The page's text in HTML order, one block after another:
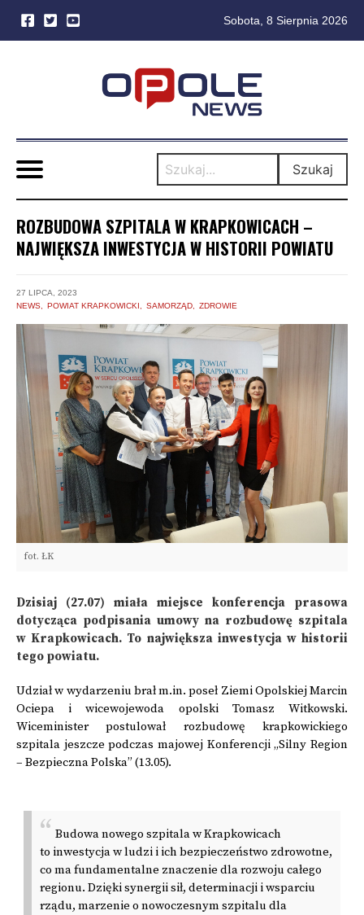
Sobota, 8 Sierpnia 2026
Szukaj
ROZBUDOWA SZPITALA W KRAPKOWICACH –
NAJWIĘKSZA INWESTYCJA W HISTORII POWIATU
27 LIPCA, 2023
NEWS
POWIAT KRAPKOWICKI SAMORZĄD ZDROWIE
fot. ŁK
Dzisiaj (27.07) miała miejsce konferencja prasowa
dotycząca podpisania umowy na rozbudowę szpitala
w Krapkowicach. To największa inwestycja w historii
tego powiatu.
Udział w wydarzeniu brał m.in. poseł Ziemi Opolskiej Marcin
Ociepa i wicewojewoda opolski Tomasz Witkowski.
Wiceminister postulował rozbudowę krapkowickiego
szpitala jeszcze podczas majowej Konferencji „Silny Region
– Bezpieczna Polska” (13.05).
Budowa nowego szpitala w Krapkowicach
to inwestycja w ludzi i ich bezpieczeństwo zdrowotne,
co ma fundamentalne znaczenie dla rozwoju całego
regionu. Dzięki synergii sił, determinacji i wsparciu
rządu, marzenie o nowoczesnym szpitalu dla